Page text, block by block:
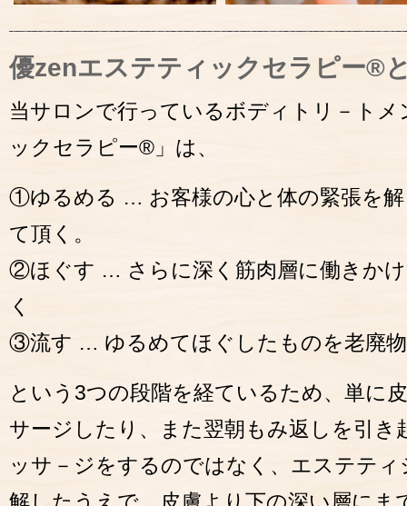
優zenエステティックセラピー®
当サロンで行っているボディトリ－ト
ックセラピー®」は、
①ゆるめる … お客様の心と体の緊張を
て頂く。
②ほぐす … さらに深く筋肉層に働きか
く
③流す … ゆるめてほぐしたものを老廃
という3つの段階を経ているため、単に
サージしたり、また翌朝もみ返しを引
ッサ－ジをするのではなく、エステテ